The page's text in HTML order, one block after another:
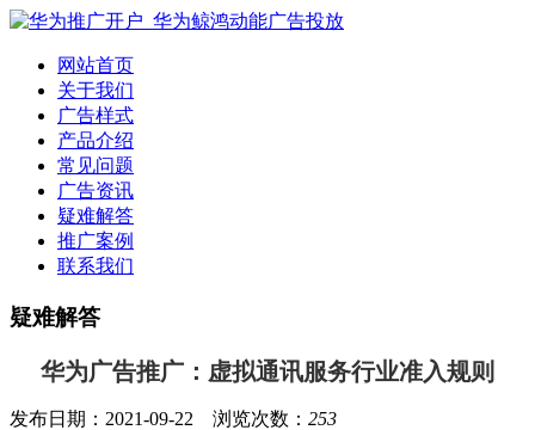
网站首页
关于我们
广告样式
产品介绍
常见问题
广告资讯
疑难解答
推广案例
联系我们
疑难解答
华为广告推广：虚拟通讯服务行业准入规则
发布日期：2021-09-22 浏览次数： 253